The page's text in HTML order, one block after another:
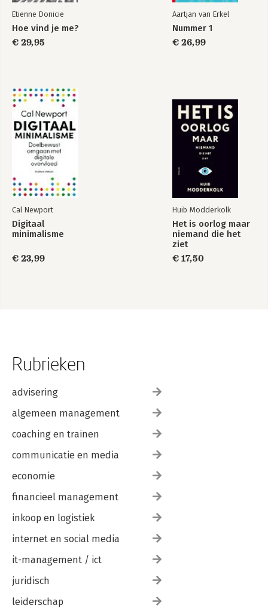
Combineer podcasten met video
Wat je verder moet weten
Geld verdienen met je podcast
Laat je podcast slagen met deze tien geboden
Veelgestelde vragen
Nawoord
Lees in dezelfde serie
Etienne Donicie
Hoe vind je me?
€ 29,95
Aartjan van Erkel
Nummer 1
€ 26,99
Cal Newport
Digitaal
minimalisme
€ 23,99
Huib Modderkolk
Het is oorlog maar
niemand die het
ziet
€ 17,50
Rubrieken
advisering
algemeen management
coaching en trainen
communicatie en media
economie
financieel management
inkoop en logistiek
internet en social media
it-management / ict
juridisch
leiderschap